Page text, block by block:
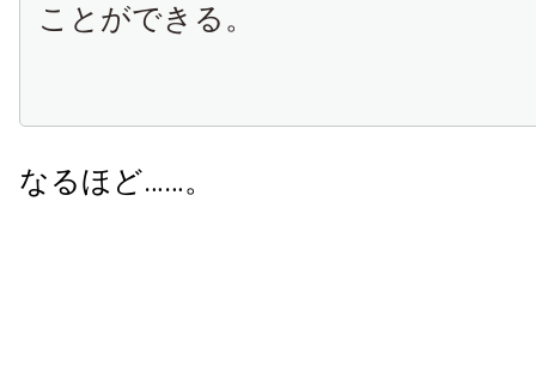
ことができる。
なるほど……。